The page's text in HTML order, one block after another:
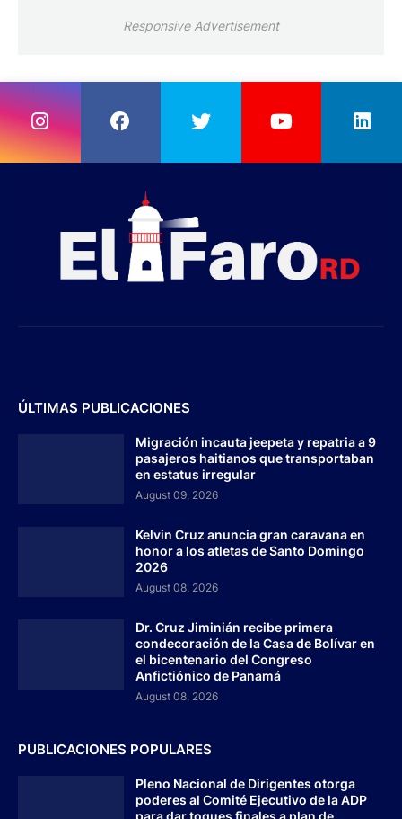
Responsive Advertisement
ÚLTIMAS PUBLICACIONES
Migración incauta jeepeta y repatria a 9
pasajeros haitianos que transportaban
en estatus irregular
August 09, 2026
Kelvin Cruz anuncia gran caravana en
honor a los atletas de Santo Domingo
2026
August 08, 2026
Dr. Cruz Jiminián recibe primera
condecoración de la Casa de Bolívar en
el bicentenario del Congreso
Anfictiónico de Panamá
August 08, 2026
PUBLICACIONES POPULARES
Pleno Nacional de Dirigentes otorga
poderes al Comité Ejecutivo de la ADP
para dar toques finales a plan de